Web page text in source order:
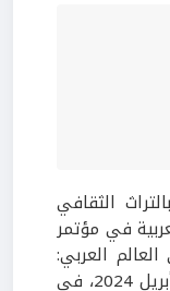
الثقافي
في مؤتمر
العربي:
الواقع، التحديات والآفاق" بتاريخ 28 و29 أبريل 2024، في